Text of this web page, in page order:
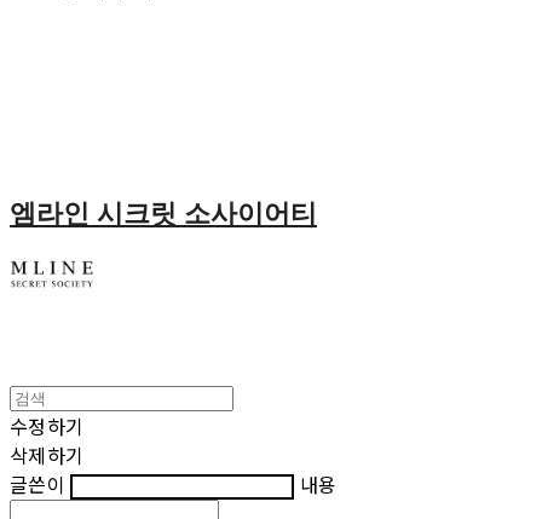
엠라인 시크릿 소사이어티
수정하기
삭제하기
글쓴이
내용